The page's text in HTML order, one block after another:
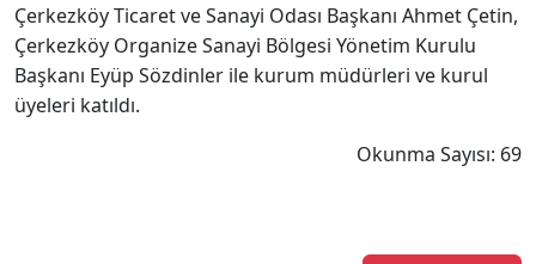
Çerkezköy Ticaret ve Sanayi Odası Başkanı Ahmet Çetin,
Çerkezköy Organize Sanayi Bölgesi Yönetim Kurulu
Başkanı Eyüp Sözdinler ile kurum müdürleri ve kurul
üyeleri katıldı.
Okunma Sayısı: 69